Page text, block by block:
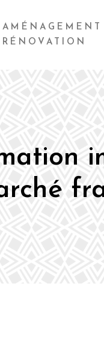
AMÉNAGEMENT
RÉNOVATION